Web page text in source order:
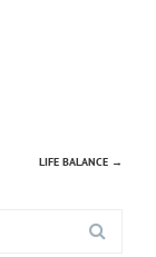
LIFE BALANCE →